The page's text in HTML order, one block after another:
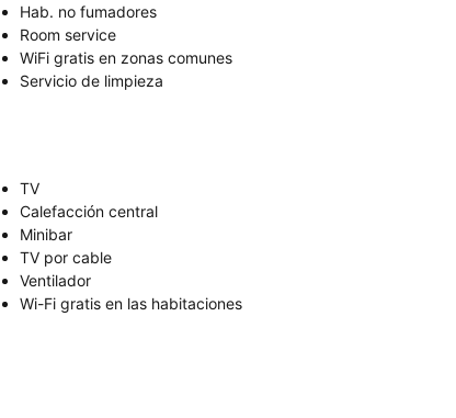
Hab. no fumadores
Room service
WiFi gratis en zonas comunes
Servicio de limpieza
TV
Calefacción central
Minibar
TV por cable
Ventilador
Wi-Fi gratis en las habitaciones